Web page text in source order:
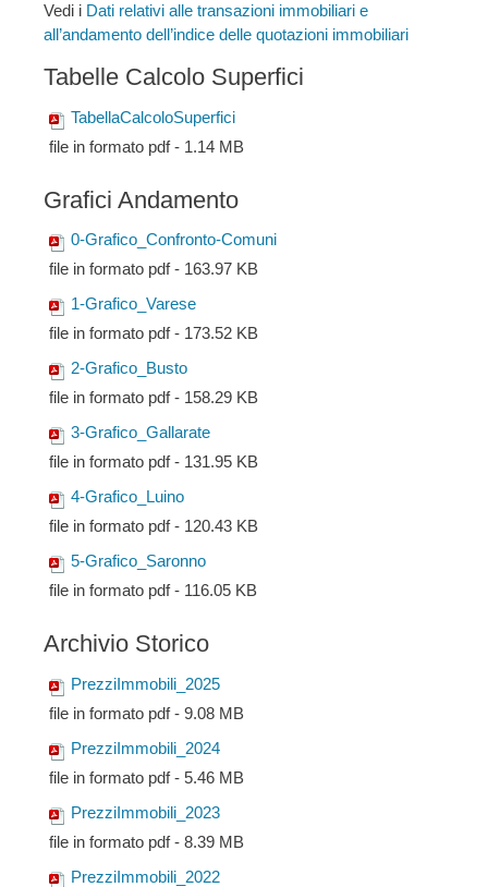
Vedi i Dati relativi alle transazioni immobiliari e
all’andamento dell’indice delle quotazioni immobiliari
Tabelle Calcolo Superfici
TabellaCalcoloSuperfici
file in formato pdf - 1.14 MB
Grafici Andamento
0-Grafico_Confronto-Comuni
file in formato pdf - 163.97 KB
1-Grafico_Varese
file in formato pdf - 173.52 KB
2-Grafico_Busto
file in formato pdf - 158.29 KB
3-Grafico_Gallarate
file in formato pdf - 131.95 KB
4-Grafico_Luino
file in formato pdf - 120.43 KB
5-Grafico_Saronno
file in formato pdf - 116.05 KB
Archivio Storico
PrezziImmobili_2025
file in formato pdf - 9.08 MB
PrezziImmobili_2024
file in formato pdf - 5.46 MB
PrezziImmobili_2023
file in formato pdf - 8.39 MB
PrezziImmobili_2022